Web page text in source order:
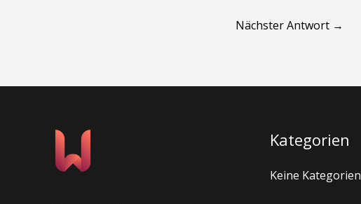
Nächster Antwort →
Kategorien
Keine Kategorien